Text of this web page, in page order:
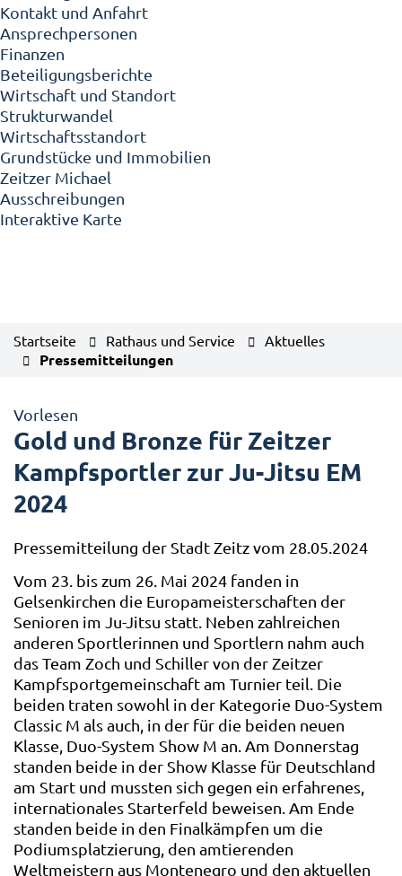
Kontakt und Anfahrt
Ansprechpersonen
Finanzen
Beteiligungsberichte
Wirtschaft und Standort
Strukturwandel
Wirtschaftsstandort
Grundstücke und Immobilien
Zeitzer Michael
Ausschreibungen
Interaktive Karte
Startseite Rathaus und Service Aktuelles
Pressemitteilungen
Vorlesen
Gold und Bronze für Zeitzer
Kampfsportler zur Ju-Jitsu EM
2024
Pressemitteilung der Stadt Zeitz vom 28.05.2024
Vom 23. bis zum 26. Mai 2024 fanden in
Gelsenkirchen die Europameisterschaften der
Senioren im Ju-Jitsu statt. Neben zahlreichen
anderen Sportlerinnen und Sportlern nahm auch
das Team Zoch und Schiller von der Zeitzer
Kampfsportgemeinschaft am Turnier teil. Die
beiden traten sowohl in der Kategorie Duo-System
Classic M als auch, in der für die beiden neuen
Klasse, Duo-System Show M an. Am Donnerstag
standen beide in der Show Klasse für Deutschland
am Start und mussten sich gegen ein erfahrenes,
internationales Starterfeld beweisen. Am Ende
standen beide in den Finalkämpfen um die
Podiumsplatzierung, den amtierenden
Weltmeistern aus Montenegro und den aktuellen